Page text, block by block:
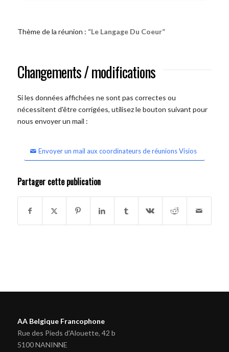
Thème de la réunion : “Le Langage Du Coeur”
Changements / modifications
Si les données affichées ne sont pas correctes ou
nécessitent d'être corrigées, utilisez le bouton suivant pour
nous envoyer un mail :
Envoyer un mail aux coordinateurs de réunions Visios
Partager cette publication
AA Belgique Francophone
Rue des Pieds d'Alouette, 42 b
5100 NANINNE